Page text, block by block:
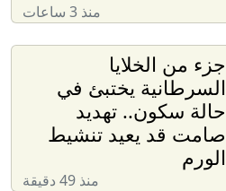
منذ 3 ساعات
جزء من الخلايا
السرطانية يختبئ في
حالة سكون.. تهديد
صامت قد يعيد تنشيط
الورم
منذ 49 دقيقة